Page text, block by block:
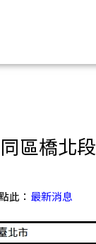
區橋北段
此： 最新消息